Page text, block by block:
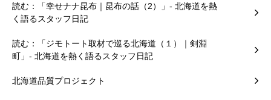
読む：「幸せナナ昆布｜昆布の話（2）」- 北海道を熱
く語るスタッフ日記
読む：「ジモトート取材で巡る北海道（１）｜剣淵
町」- 北海道を熱く語るスタッフ日記
北海道品質プロジェクト